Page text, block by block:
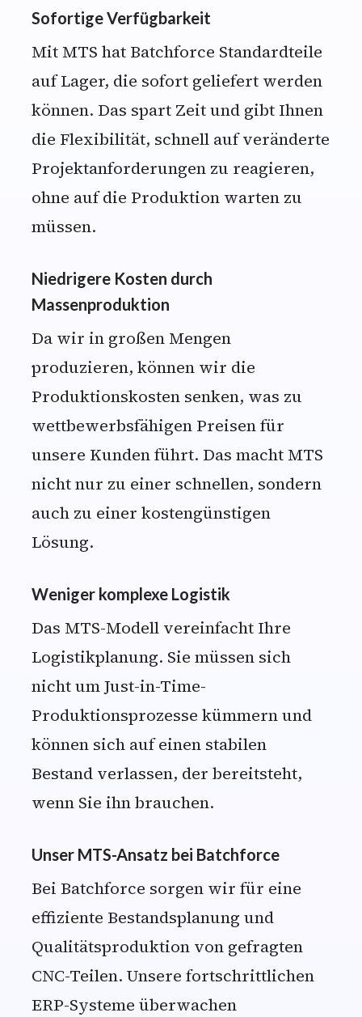
Sofortige Verfügbarkeit
Mit MTS hat Batchforce Standardteile
auf Lager, die sofort geliefert werden
können. Das spart Zeit und gibt Ihnen
die Flexibilität, schnell auf veränderte
Projektanforderungen zu reagieren,
ohne auf die Produktion warten zu
müssen.
Niedrigere Kosten durch
Massenproduktion
Da wir in großen Mengen
produzieren, können wir die
Produktionskosten senken, was zu
wettbewerbsfähigen Preisen für
unsere Kunden führt. Das macht MTS
nicht nur zu einer schnellen, sondern
auch zu einer kostengünstigen
Lösung.
Weniger komplexe Logistik
Das MTS-Modell vereinfacht Ihre
Logistikplanung. Sie müssen sich
nicht um Just-in-Time-
Produktionsprozesse kümmern und
können sich auf einen stabilen
Bestand verlassen, der bereitsteht,
wenn Sie ihn brauchen.
Unser MTS-Ansatz bei Batchforce
Bei Batchforce sorgen wir für eine
effiziente Bestandsplanung und
Qualitätsproduktion von gefragten
CNC-Teilen. Unsere fortschrittlichen
ERP-Systeme überwachen